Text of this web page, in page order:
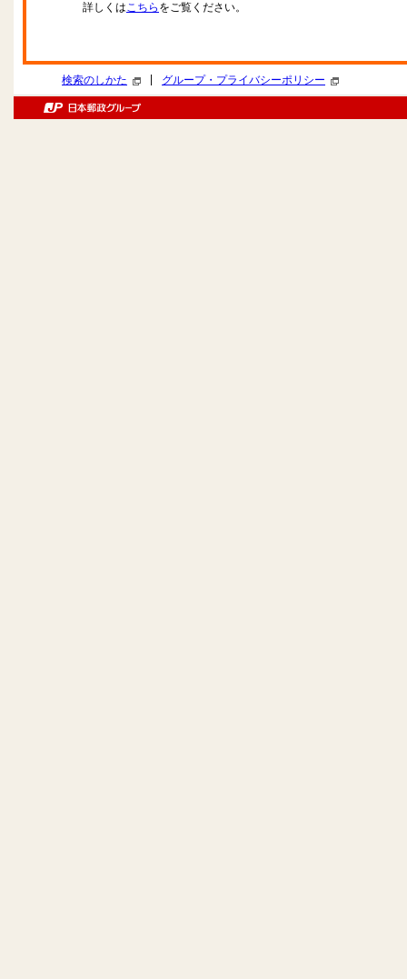
詳しくはこちら をご覧ください。
検索のしかた グループ・プライバシーポリシー